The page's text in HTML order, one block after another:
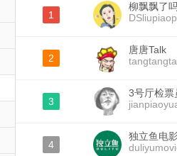
1
柳飘飘了
2
唐唐Talk
3
3号厅检票
4
独立鱼电